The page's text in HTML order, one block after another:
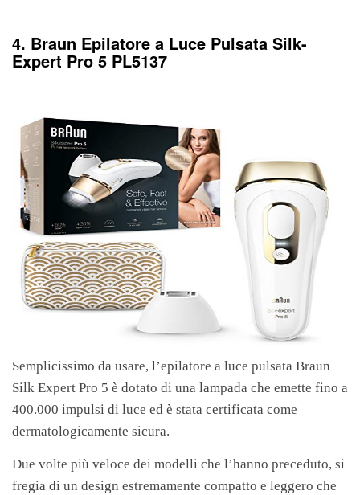
4. Braun Epilatore a Luce Pulsata Silk-
Expert Pro 5 PL5137
Semplicissimo da usare, l’epilatore a luce pulsata Braun
Silk Expert Pro 5 è dotato di una lampada che emette fino a
400.000 impulsi di luce ed è stata certificata come
dermatologicamente sicura.
Due volte più veloce dei modelli che l’hanno preceduto, si
fregia di un design estremamente compatto e leggero che